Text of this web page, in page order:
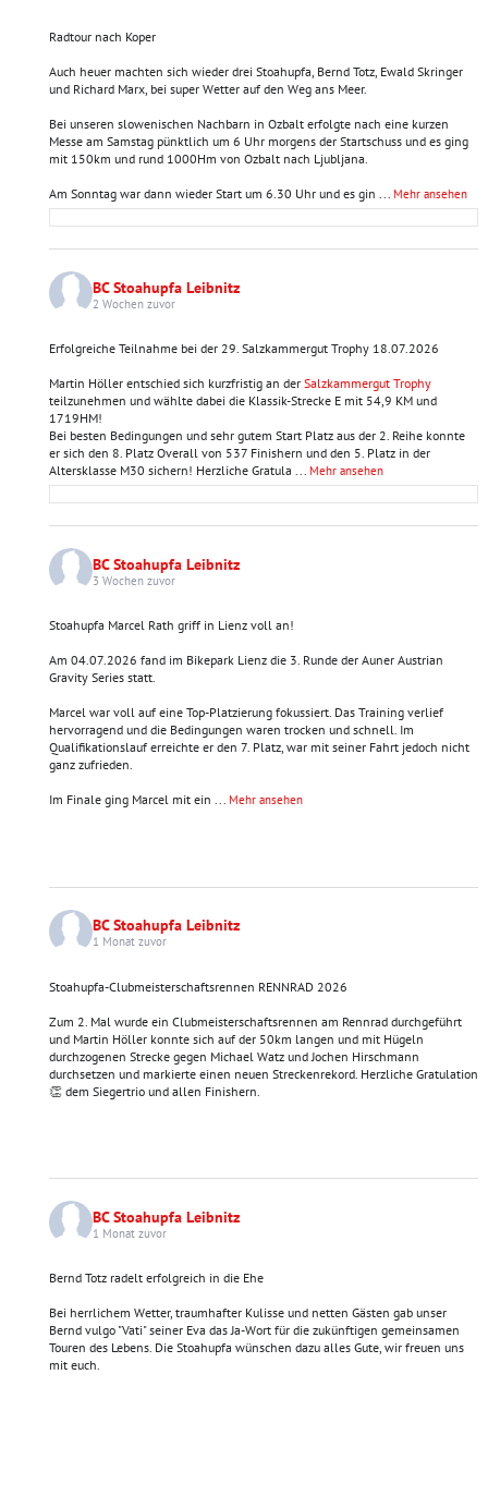
Radtour nach Koper
Auch heuer machten sich wieder drei Stoahupfa, Bernd Totz, Ewald Skringer
und Richard Marx, bei super Wetter auf den Weg ans Meer.
Bei unseren slowenischen Nachbarn in Ozbalt erfolgte nach eine kurzen
Messe am Samstag pünktlich um 6 Uhr morgens der Startschuss und es ging
mit 150km und rund 1000Hm von Ozbalt nach Ljubljana.
Am Sonntag war dann wieder Start um 6.30 Uhr und es gin ... Mehr ansehen
BC Stoahupfa Leibnitz
2 Wochen zuvor
Erfolgreiche Teilnahme bei der 29. Salzkammergut Trophy 18.07.2026
Martin Höller entschied sich kurzfristig an der Salzkammergut Trophy
teilzunehmen und wählte dabei die Klassik-Strecke E mit 54,9 KM und
1719HM!
Bei besten Bedingungen und sehr gutem Start Platz aus der 2. Reihe konnte
er sich den 8. Platz Overall von 537 Finishern und den 5. Platz in der
Altersklasse M30 sichern! Herzliche Gratula ... Mehr ansehen
BC Stoahupfa Leibnitz
3 Wochen zuvor
Stoahupfa Marcel Rath griff in Lienz voll an!
Am 04.07.2026 fand im Bikepark Lienz die 3. Runde der Auner Austrian
Gravity Series statt.
Marcel war voll auf eine Top-Platzierung fokussiert. Das Training verlief
hervorragend und die Bedingungen waren trocken und schnell. Im
Qualifikationslauf erreichte er den 7. Platz, war mit seiner Fahrt jedoch nicht
ganz zufrieden.
Im Finale ging Marcel mit ein ... Mehr ansehen
BC Stoahupfa Leibnitz
1 Monat zuvor
Stoahupfa-Clubmeisterschaftsrennen RENNRAD 2026
Zum 2. Mal wurde ein Clubmeisterschaftsrennen am Rennrad durchgeführt
und Martin Höller konnte sich auf der 50km langen und mit Hügeln
durchzogenen Strecke gegen Michael Watz und Jochen Hirschmann
durchsetzen und markierte einen neuen Streckenrekord. Herzliche Gratulation
👏 dem Siegertrio und allen Finishern.
BC Stoahupfa Leibnitz
1 Monat zuvor
Bernd Totz radelt erfolgreich in die Ehe
Bei herrlichem Wetter, traumhafter Kulisse und netten Gästen gab unser
Bernd vulgo "Vati" seiner Eva das Ja-Wort für die zukünftigen gemeinsamen
Touren des Lebens. Die Stoahupfa wünschen dazu alles Gute, wir freuen uns
mit euch.